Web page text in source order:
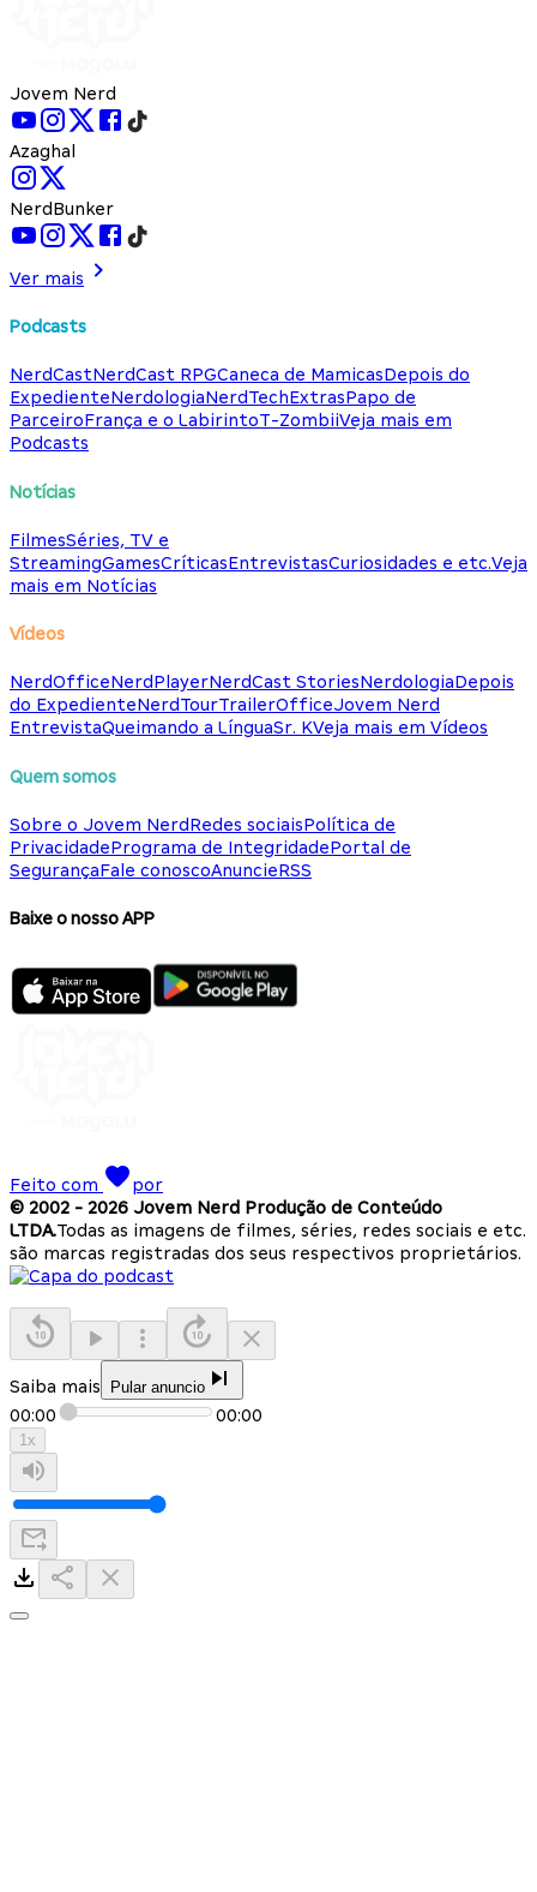
Jovem Nerd
Azaghal
NerdBunker
Ver mais
Podcasts
NerdCastNerdCast RPGCaneca de MamicasDepois do
ExpedienteNerdologiaNerdTechExtrasPapo de
ParceiroFrança e o LabirintoT-ZombiiVeja mais em
Podcasts
Notícias
FilmesSéries, TV e
StreamingGamesCríticasEntrevistasCuriosidades e etc.Veja
mais em Notícias
Vídeos
NerdOfficeNerdPlayerNerdCast StoriesNerdologiaDepois
do ExpedienteNerdTourTrailerOfficeJovem Nerd
EntrevistaQueimando a LínguaSr. KVeja mais em Vídeos
Quem somos
Sobre o Jovem NerdRedes sociaisPolítica de
PrivacidadePrograma de IntegridadePortal de
SegurançaFale conoscoAnuncieRSS
Baixe o nosso APP
Feito com
por
© 2002 - 2026 Jovem Nerd Produção de Conteúdo
LTDA.Todas as imagens de filmes, séries, redes sociais e etc.
são marcas registradas dos seus respectivos proprietários.
Saiba mais Pular anuncio
00:00 00:00
1x